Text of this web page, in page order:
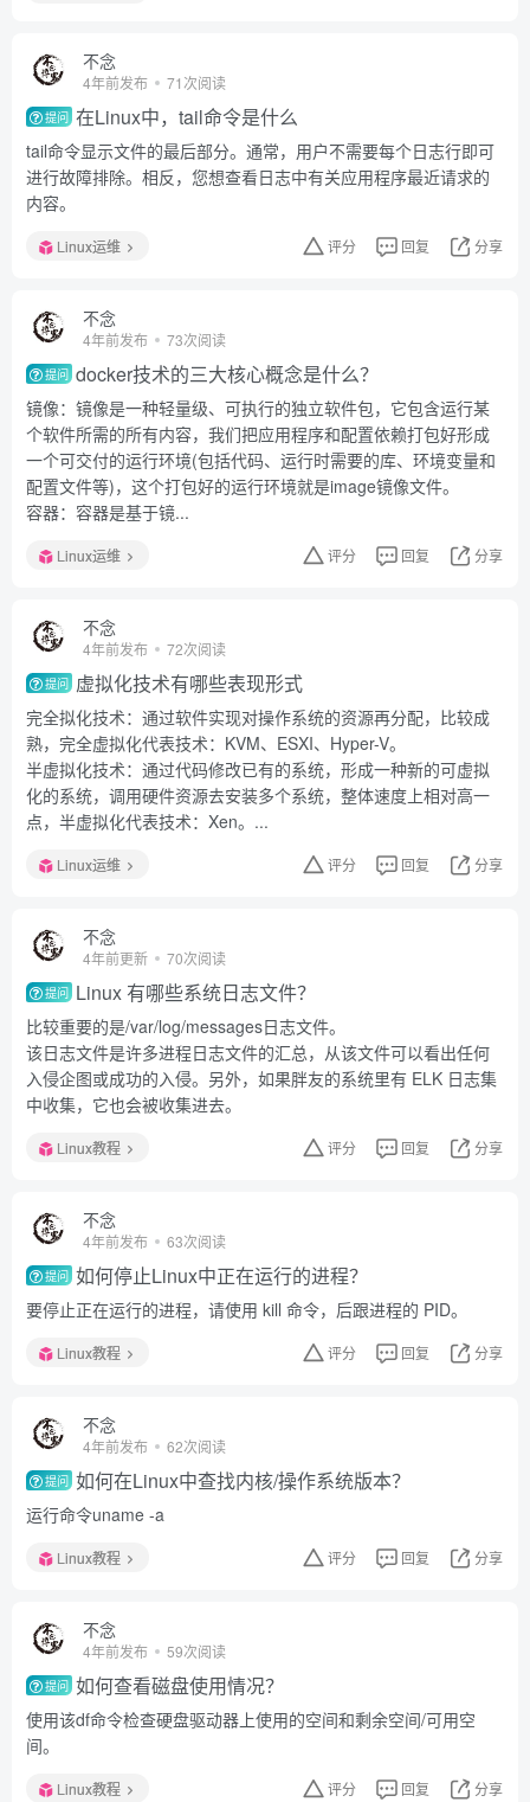
不念
4年前发布 71次阅读
提问 在Linux中，tail命令是什么
tail命令显示文件的最后部分。通常，用户不需要每个日志行即可
进行故障排除。相反，您想查看日志中有关应用程序最近请求的
内容。
Linux运维 评分 回复 分享
不念
4年前发布 73次阅读
提问 docker技术的三大核心概念是什么？
镜像：镜像是一种轻量级、可执行的独立软件包，它包含运行某
个软件所需的所有内容，我们把应用程序和配置依赖打包好形成
一个可交付的运行环境(包括代码、运行时需要的库、环境变量和
配置文件等)，这个打包好的运行环境就是image镜像文件。
容器：容器是基于镜...
Linux运维 评分 回复 分享
不念
4年前发布 72次阅读
提问 虚拟化技术有哪些表现形式
完全拟化技术：通过软件实现对操作系统的资源再分配，比较成
熟，完全虚拟化代表技术：KVM、ESXI、Hyper-V。
半虚拟化技术：通过代码修改已有的系统，形成一种新的可虚拟
化的系统，调用硬件资源去安装多个系统，整体速度上相对高一
点，半虚拟化代表技术：Xen。...
Linux运维 评分 回复 分享
不念
4年前更新 70次阅读
提问 Linux 有哪些系统日志文件？
比较重要的是/var/log/messages日志文件。
该日志文件是许多进程日志文件的汇总，从该文件可以看出任何
入侵企图或成功的入侵。另外，如果胖友的系统里有 ELK 日志集
中收集，它也会被收集进去。
Linux教程 评分 回复 分享
不念
4年前发布 63次阅读
提问 如何停止Linux中正在运行的进程？
要停止正在运行的进程，请使用 kill 命令，后跟进程的 PID。
Linux教程 评分 回复 分享
不念
4年前发布 62次阅读
提问 如何在Linux中查找内核/操作系统版本？
运行命令uname -a
Linux教程 评分 回复 分享
不念
4年前发布 59次阅读
提问 如何查看磁盘使用情况？
使用该df命令检查硬盘驱动器上使用的空间和剩余空间/可用空
间。
Linux教程 评分 回复 分享